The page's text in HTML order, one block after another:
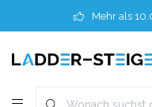
Mehr als